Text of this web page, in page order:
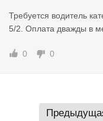
Требуется водитель
5/2. Оплата дважды в
0 0